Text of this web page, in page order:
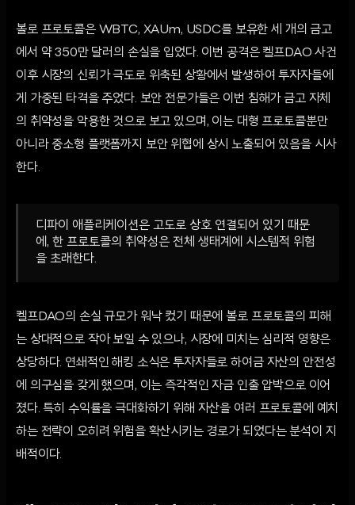
볼로 프로토콜은 WBTC, XAUm, USDC를 보유한 세 개의 금고
에서 약 350만 달러의 손실을 입었다. 이번 공격은 켈프DAO 사건
이후 시장의 신뢰가 극도로 위축된 상황에서 발생하여 투자자들에
게 가중된 타격을 주었다. 보안 전문가들은 이번 침해가 금고 자체
의 취약성을 악용한 것으로 보고 있으며, 이는 대형 프로토콜뿐만
아니라 중소형 플랫폼까지 보안 위협에 상시 노출되어 있음을 시사
한다.
디파이 애플리케이션은 고도로 상호 연결되어 있기 때문
에, 한 프로토콜의 취약성은 전체 생태계에 시스템적 위험
을 초래한다.
켈프DAO의 손실 규모가 워낙 컸기 때문에 볼로 프로토콜의 피해
는 상대적으로 작아 보일 수 있으나, 시장에 미치는 심리적 영향은
상당하다. 연쇄적인 해킹 소식은 투자자들로 하여금 자산의 안전성
에 의구심을 갖게 했으며, 이는 즉각적인 자금 인출 압박으로 이어
졌다. 특히 수익률을 극대화하기 위해 자산을 여러 프로토콜에 예치
하는 전략이 오히려 위험을 확산시키는 경로가 되었다는 분석이 지
배적이다.